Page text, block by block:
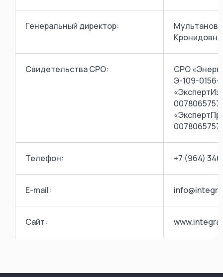
Генеральный директор:
Свидетельства СРО:
СРО
Э-109-0156-
Телефон: +7 (964)
E-mail:
Сайт: